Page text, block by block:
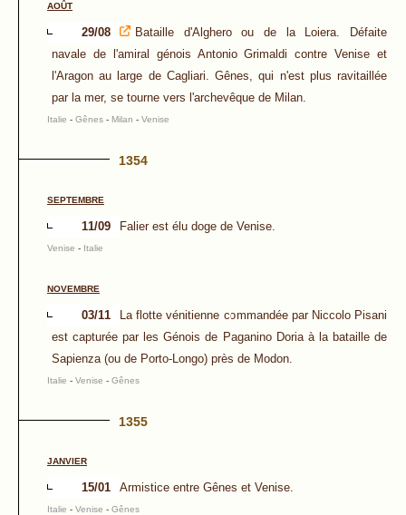
AOÛT
29/08
Bataille d'Alghero ou de la Loiera. Défaite
navale de l'amiral génois Antonio Grimaldi contre Venise et
l'Aragon au large de Cagliari. Gênes, qui n'est plus ravitaillée
par la mer, se tourne vers l'archevêque de Milan.
Italie - Gênes - Milan - Venise
1354
SEPTEMBRE
11/09 Falier est élu doge de Venise.
Venise - Italie
NOVEMBRE
03/11
La flotte vénitienne commandée par Niccolo Pisani
est capturée par les Génois de Paganino Doria à la bataille de
Sapienza (ou de Porto-Longo) près de Modon.
Italie - Venise - Gênes
1355
JANVIER
15/01 Armistice entre Gênes et Venise.
Italie - Venise - Gênes